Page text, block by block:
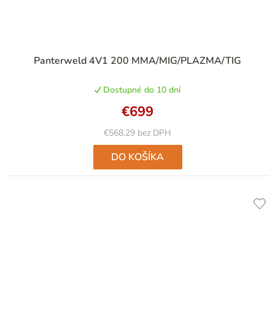
Panterweld 4V1 200 MMA/MIG/PLAZMA/TIG
Dostupné do 10 dní
€568,29 bez DPH
€699
DO KOŠÍKA